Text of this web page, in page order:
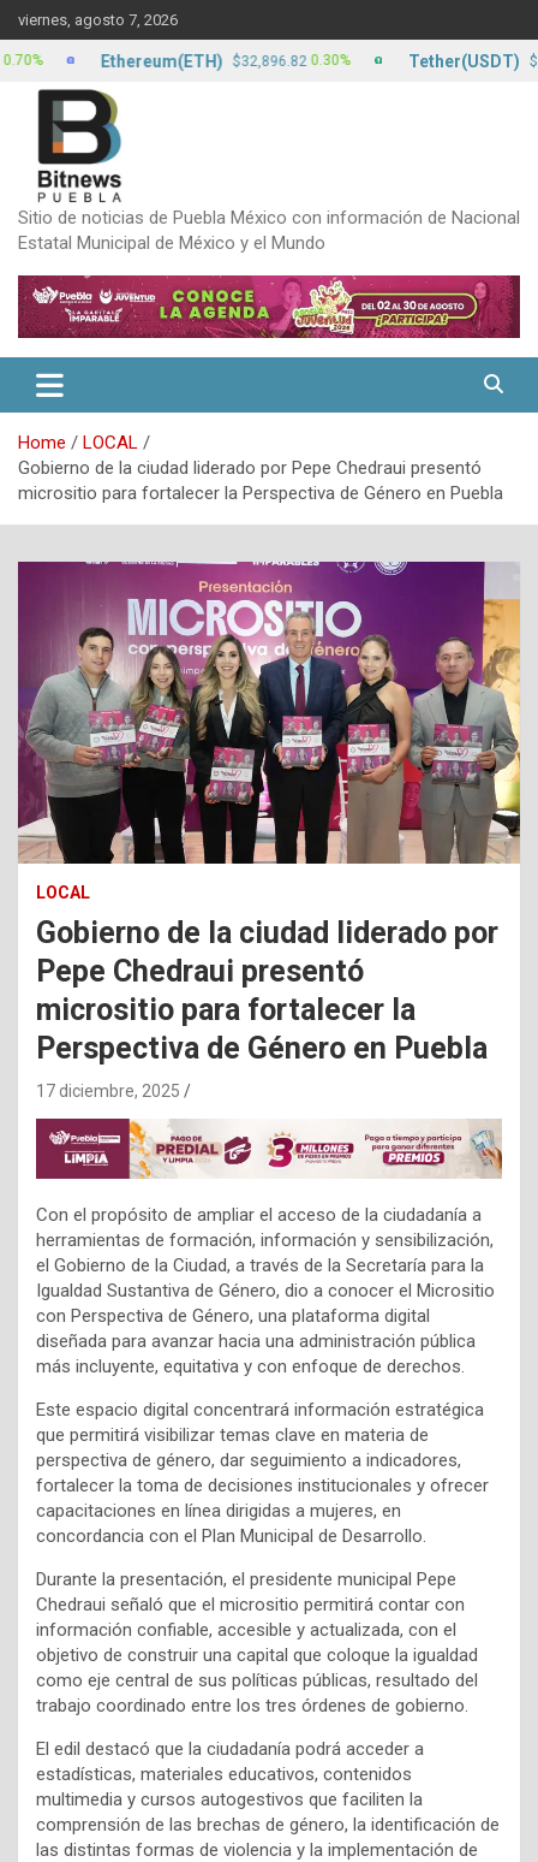
Skip
to
content
viernes, agosto 7, 2026
Sitio de noticias de Puebla México con información de Nacional
Estatal Municipal de México y el Mundo
Home
LOCAL
Gobierno de la ciudad liderado por Pepe Chedraui presentó
micrositio para fortalecer la Perspectiva de Género en Puebla
LOCAL
Gobierno de la ciudad liderado por
Pepe Chedraui presentó
micrositio para fortalecer la
Perspectiva de Género en Puebla
17 diciembre, 2025
Con el propósito de ampliar el acceso de la ciudadanía a
herramientas de formación, información y sensibilización,
el Gobierno de la Ciudad, a través de la Secretaría para la
Igualdad Sustantiva de Género, dio a conocer el Micrositio
con Perspectiva de Género, una plataforma digital
diseñada para avanzar hacia una administración pública
más incluyente, equitativa y con enfoque de derechos.
Este espacio digital concentrará información estratégica
que permitirá visibilizar temas clave en materia de
perspectiva de género, dar seguimiento a indicadores,
fortalecer la toma de decisiones institucionales y ofrecer
capacitaciones en línea dirigidas a mujeres, en
concordancia con el Plan Municipal de Desarrollo.
Durante la presentación, el presidente municipal Pepe
Chedraui señaló que el micrositio permitirá contar con
información confiable, accesible y actualizada, con el
objetivo de construir una capital que coloque la igualdad
como eje central de sus políticas públicas, resultado del
trabajo coordinado entre los tres órdenes de gobierno.
El edil destacó que la ciudadanía podrá acceder a
estadísticas, materiales educativos, contenidos
multimedia y cursos autogestivos que faciliten la
comprensión de las brechas de género, la identificación de
las distintas formas de violencia y la implementación de
Ethereum(ETH) $32,896.82 0.30% Tether(USDT) $17.15